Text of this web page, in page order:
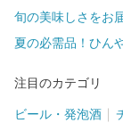
旬の美味しさをお
夏の必需品！ひん
注目のカテゴリ
ビール・発泡酒